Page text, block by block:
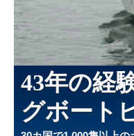
43年の経
グボート